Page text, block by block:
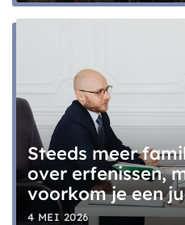
Steeds meer
over erfenissen,
voorkom je een
4 MEI 2026